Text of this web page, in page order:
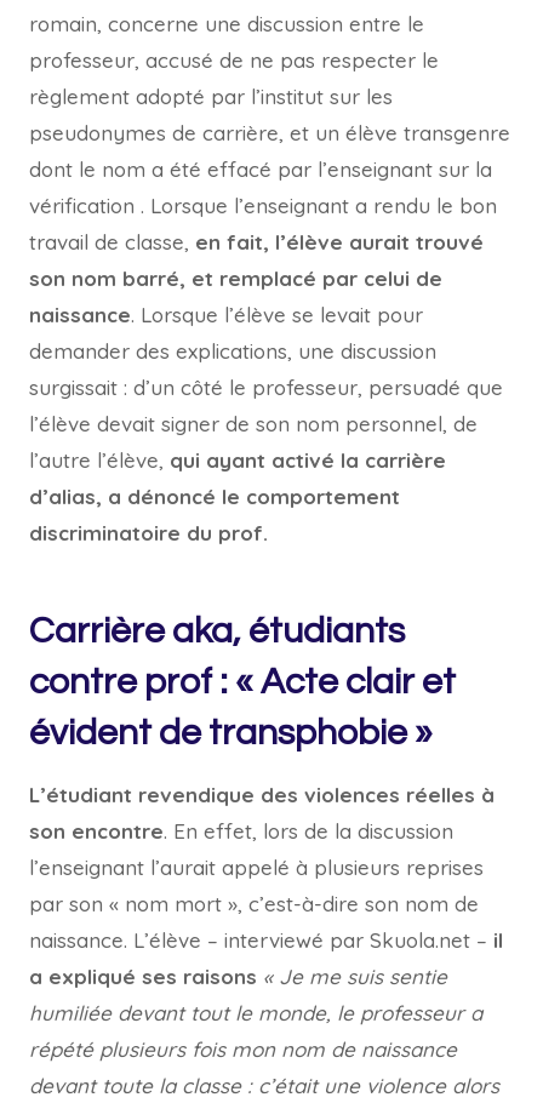
romain, concerne une discussion entre le
professeur, accusé de ne pas respecter le
règlement adopté par l’institut sur les
pseudonymes de carrière, et un élève transgenre
dont le nom a été effacé par l’enseignant sur la
vérification . Lorsque l’enseignant a rendu le bon
travail de classe, en fait, l’élève aurait trouvé
son nom barré, et remplacé par celui de
naissance. Lorsque l’élève se levait pour
demander des explications, une discussion
surgissait : d’un côté le professeur, persuadé que
l’élève devait signer de son nom personnel, de
l’autre l’élève, qui ayant activé la carrière
d’alias, a dénoncé le comportement
discriminatoire du prof.
Carrière aka, étudiants
contre prof : « Acte clair et
évident de transphobie »
L’étudiant revendique des violences réelles à
son encontre. En effet, lors de la discussion
l’enseignant l’aurait appelé à plusieurs reprises
par son « nom mort », c’est-à-dire son nom de
naissance. L’élève – interviewé par Skuola.net – il
a expliqué ses raisons « Je me suis sentie
humiliée devant tout le monde, le professeur a
répété plusieurs fois mon nom de naissance
devant toute la classe : c’était une violence alors